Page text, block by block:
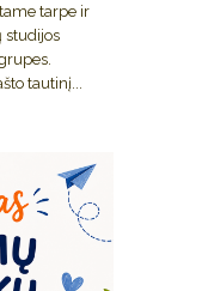
tarpe ir
studijos
tautinį...